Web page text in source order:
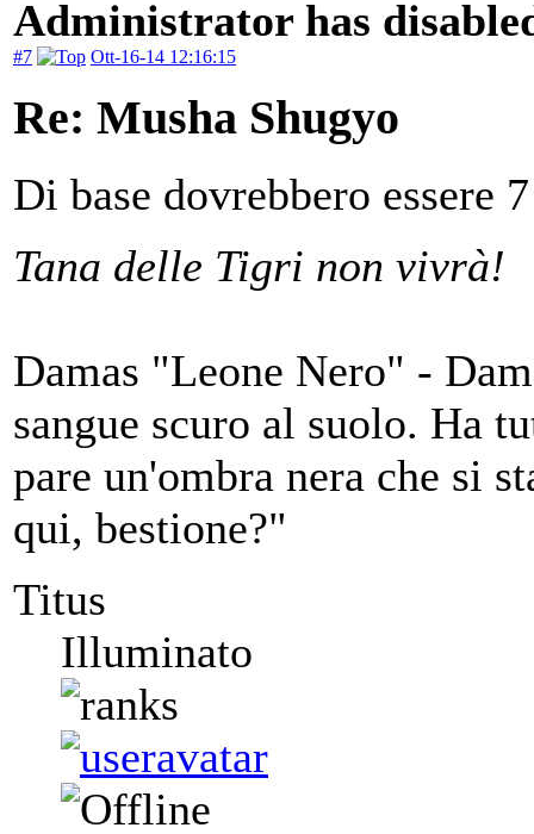
Administrator has
#7 Ott-16-14 12:16:15
Re: Musha Shugyo
Di base dovrebbero essere
Tana delle Tigri non vivrà!
Damas "Leone Nero" -
sangue scuro al suolo. Ha
pare un'ombra nera che si
qui, bestione?"
Titus
Illuminato